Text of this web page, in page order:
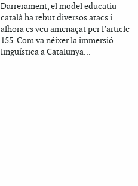
Darrerament, el model educatiu
català ha rebut diversos atacs i
alhora es veu amenaçat per l’article
155. Com va néixer la immersió
lingüística a Catalunya...